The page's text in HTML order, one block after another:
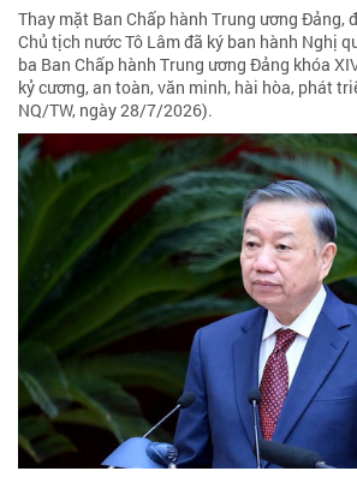
Thay mặt Ban Chấp hành Trung ương Đảng,
Chủ tịch nước Tô Lâm đã ký ban hành Nghị
ba Ban Chấp hành Trung ương Đảng khóa
kỷ cương, an toàn, văn minh, hài hòa, phát
NQ/TW, ngày 28/7/2026).